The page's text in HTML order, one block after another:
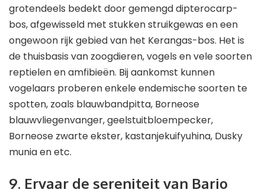
grotendeels bedekt door gemengd dipterocarp-
bos, afgewisseld met stukken struikgewas en een
ongewoon rijk gebied van het Kerangas-bos. Het is
de thuisbasis van zoogdieren, vogels en vele soorten
reptielen en amfibieën. Bij aankomst kunnen
vogelaars proberen enkele endemische soorten te
spotten, zoals blauwbandpitta, Borneose
blauwvliegenvanger, geelstuitbloempecker,
Borneose zwarte ekster, kastanjekuifyuhina, Dusky
munia en etc.
9. Ervaar de sereniteit van Bario